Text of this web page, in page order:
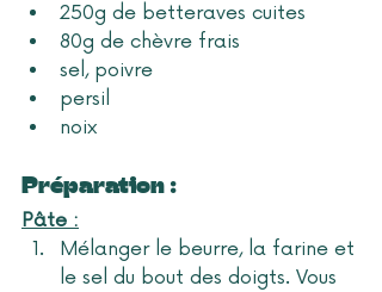
250g de betteraves cuites
80g de chèvre frais
sel, poivre
persil
noix
Préparation :
Pâte :
Mélanger le beurre, la farine et
le sel du bout des doigts. Vous